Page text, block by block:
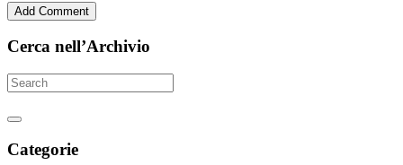
Cerca nell’Archivio
Categorie